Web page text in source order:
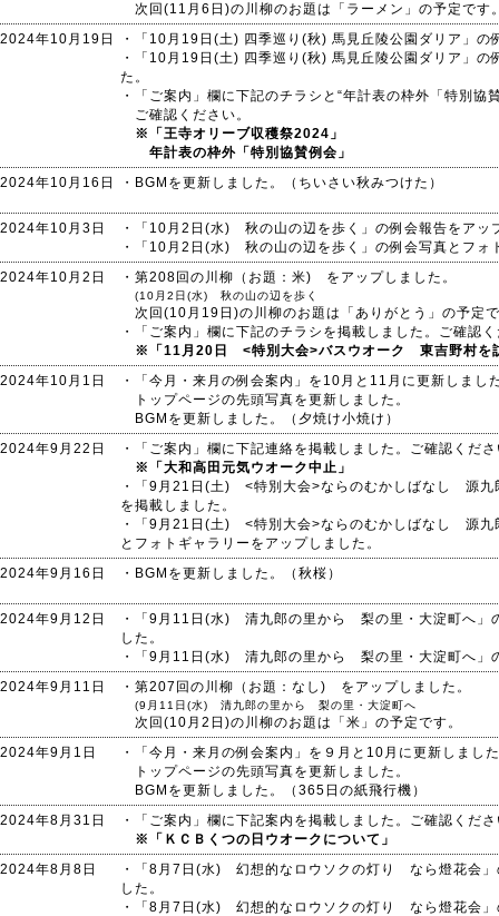
次回(11月6日)の川柳のお題は「ラーメン」の予定です
2024年10月19日
・「10月19日(土) 四季巡り(秋) 馬見丘陵公園ダリア」の
・「10月19日(土) 四季巡り(秋) 馬見丘陵公園ダリア」
た。
・「ご案内」欄に下記のチラシと“年計表の枠外「特別協
ご確認ください。
※「王寺オリーブ収穫祭2024」
年計表の枠外「特別協賛例会」
2024年10月16日
・BGMを更新しました。（ちいさい秋みつけた）
2024年10月3日
・「10月2日(水) 秋の山の辺を歩く」の例会報告をアッ
・「10月2日(水) 秋の山の辺を歩く」の例会写真とフォ
2024年10月2日
・第208回の川柳（お題：米) をアップしました。
(10月2日(水) 秋の山の辺を歩く
次回(10月19日)の川柳のお題は「ありがとう」の予定
・「ご案内」欄に下記のチラシを掲載しました。ご確認
※「11月20日 <特別大会>バスウオーク 東吉野村を
2024年10月1日
・「今月・来月の例会案内」を10月と11月に更新しまし
トップページの先頭写真を更新しました。
BGMを更新しました。（夕焼け小焼け）
2024年9月22日
・「ご案内」欄に下記連絡を掲載しました。ご確認くだ
※「大和高田元気ウオーク中止」
・「9月21日(土) <特別大会>ならのむかしばなし 源
を掲載しました。
・「9月21日(土) <特別大会>ならのむかしばなし 源
とフォトギャラリーをアップしました。
2024年9月16日
・BGMを更新しました。（秋桜）
2024年9月12日
・「9月11日(水) 清九郎の里から 梨の里・大淀町へ」
した。
・「9月11日(水) 清九郎の里から 梨の里・大淀町へ」
2024年9月11日
・第207回の川柳（お題：なし) をアップしました。
(9月11日(水) 清九郎の里から 梨の里・大淀町へ
次回(10月2日)の川柳のお題は「米」の予定です。
2024年9月1日
・「今月・来月の例会案内」を９月と10月に更新しまし
トップページの先頭写真を更新しました。
BGMを更新しました。（365日の紙飛行機）
2024年8月31日
・「ご案内」欄に下記案内を掲載しました。ご確認くだ
※「ＫＣＢくつの日ウオークについて」
2024年8月8日
・「8月7日(水) 幻想的なロウソクの灯り なら燈花会」
した。
・「8月7日(水) 幻想的なロウソクの灯り なら燈花会」